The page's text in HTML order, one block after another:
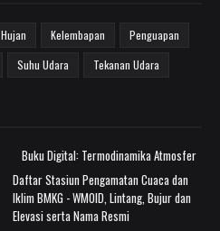
Hujan Kelembapan
Penguapan
Suhu Udara Tekanan Udara
Buku Digital: Termodinamika Atmosfer
Daftar Stasiun Pengamatan Cuaca dan
Iklim BMKG - WMOID, Lintang, Bujur dan
Elevasi serta Nama Resmi